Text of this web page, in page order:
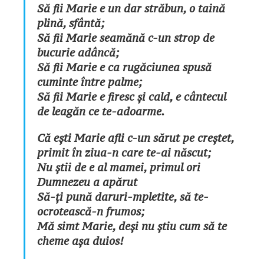
Să fii Marie e un dar străbun, o taină
plină, sfântă;
Să fii Marie seamănă c-un strop de
bucurie adâncă;
Să fii Marie e ca rugăciunea spusă
cuminte între palme;
Să fii Marie e firesc și cald, e cântecul
de leagăn ce te-adoarme.
Că ești Marie afli c-un sărut pe creștet,
primit în ziua-n care te-ai născut;
Nu știi de e al mamei, primul ori
Dumnezeu a apărut
Să-ți pună daruri-mpletite, să te-
ocrotească-n frumos;
Mă simt Marie, deși nu știu cum să te
cheme așa duios!